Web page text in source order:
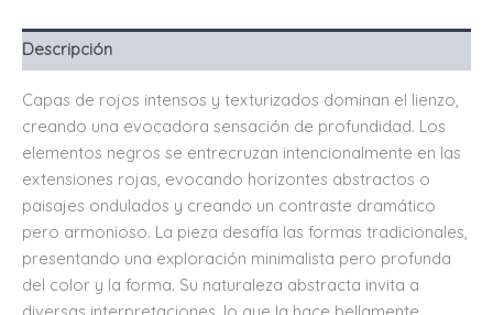
Descripción
Capas de rojos intensos y texturizados dominan el lienzo,
creando una evocadora sensación de profundidad. Los
elementos negros se entrecruzan intencionalmente en las
extensiones rojas, evocando horizontes abstractos o
paisajes ondulados y creando un contraste dramático
pero armonioso. La pieza desafía las formas tradicionales,
presentando una exploración minimalista pero profunda
del color y la forma. Su naturaleza abstracta invita a